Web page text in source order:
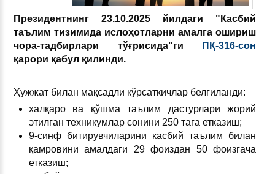
Президентнинг 23.10.2025 йилдаги "Касбий
таълим тизимида ислоҳотларни амалга ошириш
чора-тадбирлари тўғрисида"ги
ПҚ-316-сон
қарори қабул қилинди.
Ҳужжат билан мақсадли кўрсаткичлар белгиланди:
халқаро ва қўшма таълим дастурлари жорий
этилган техникумлар сонини 250 тага етказиш;
9-синф битирувчиларини касбий таълим билан
қамровини амалдаги 29 фоиздан 50 фоизгача
етказиш;